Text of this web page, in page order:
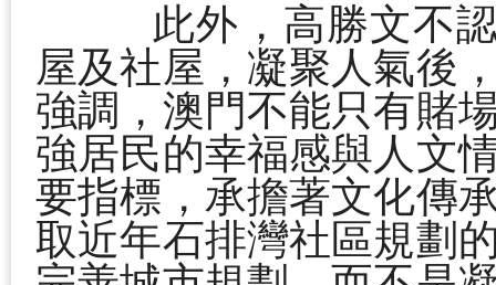
此外，高勝文不認
屋及社屋，凝聚人氣後
強調，澳門不能只有賭
強居民的幸福感與人文
要指標，承擔著文化傳
取近年石排灣社區規劃